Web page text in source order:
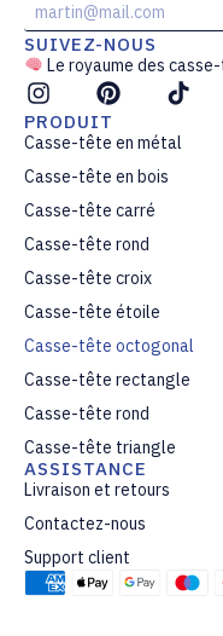
m
a
i
l
*
SUIVEZ-NOUS
Le royaume des
PRODUIT
Casse-tête en métal
Casse-tête en bois
Casse-tête carré
Casse-tête rond
Casse-tête croix
Casse-tête étoile
Casse-tête octogonal
Casse-tête rectangle
Casse-tête rond
Casse-tête triangle
ASSISTANCE
Livraison et retours
Contactez-nous
Support client